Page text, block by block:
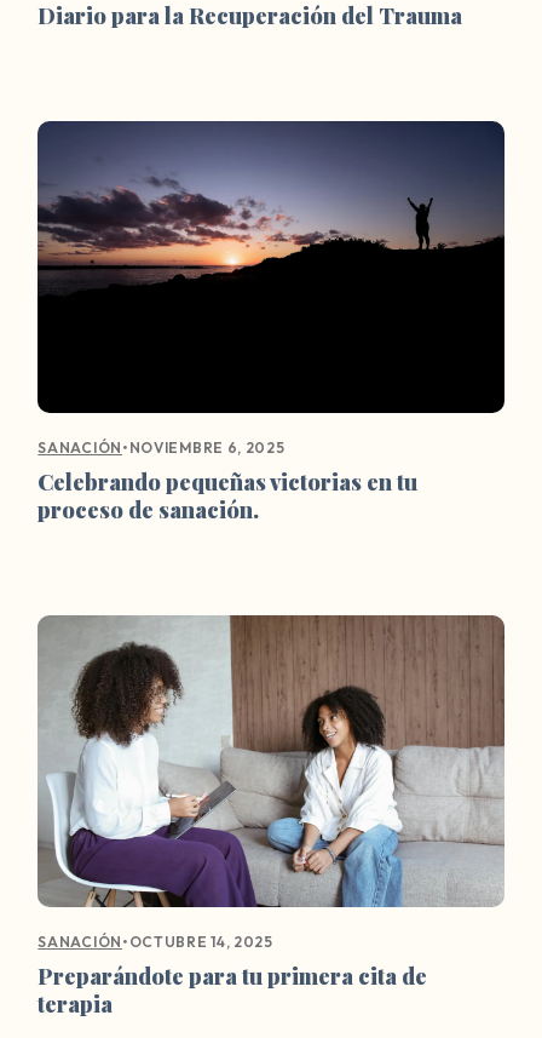
Diario para la Recuperación del Trauma
SANACIÓN • NOVIEMBRE 6, 2025
Celebrando pequeñas victorias en tu
proceso de sanación.
SANACIÓN • OCTUBRE 14, 2025
Preparándote para tu primera cita de
terapia